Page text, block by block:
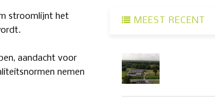
stroomlijnt het
aandacht voor
nemen
MEEST RECENT